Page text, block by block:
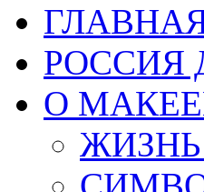
РОССИЯ
О